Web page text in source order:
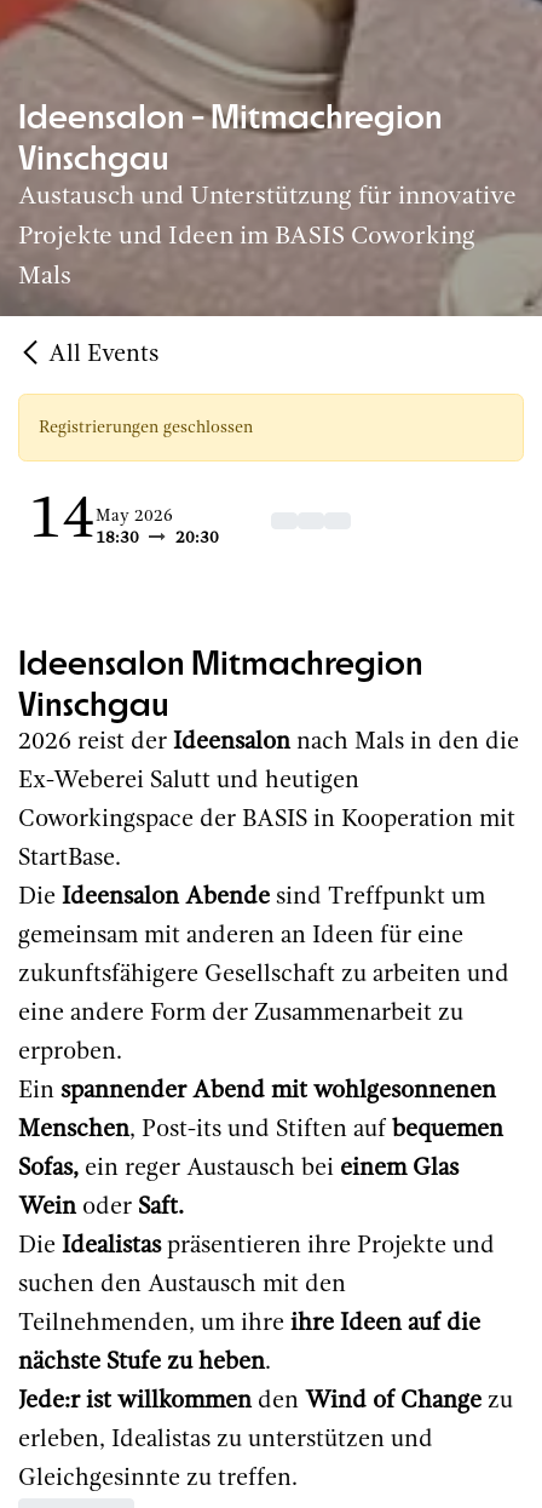
Ideensalon - Mitmachregion
Vinschgau
Austausch und Unterstützung für innovative
Projekte und Ideen im BASIS Coworking
Mals
All Events
Registrierungen geschlossen
14May 2026
18:30
20:30
Ideensalon Mitmachregion
Vinschgau
2026 reist der Ideensalonnach Mals in den die
Ex-Weberei Salutt und heutigen
Coworkingspace der BASIS in Kooperation mit
StartBase.
Die Ideensalon Abende sind Treffpunkt um
gemeinsam mit anderen an Ideen für eine
zukunftsfähigere Gesellschaft zu arbeiten und
eine andere Form der Zusammenarbeit zu
erproben.​
Ein spannender Abend mit wohlgesonnenen
Menschen, Post-its und Stiften auf bequemen
Sofas, ein reger Austausch bei einem Glas
Wein oder Saft.
Die Idealistaspräsentieren ihre Projekte und
suchen den Austausch mit den
Teilnehmenden, um ihre ihre Ideen auf die
nächste Stufe zu heben.
Jede:r ist willkommen den Wind of Change zu
erleben, Idealistas zu unterstützen und
Gleichgesinnte zu treffen.